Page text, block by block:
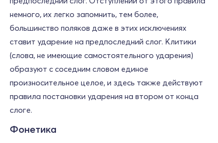
немного, их легко запомнить, тем более,
большинство поляков даже в этих исключениях
ставит ударение на предпоследний слог. Клитики
(слова, не имеющие самостоятельного ударения)
образуют с соседним словом единое
произносительное целое, и здесь также действуют
правила постановки ударения на втором от конца
слоге.
Фонетика